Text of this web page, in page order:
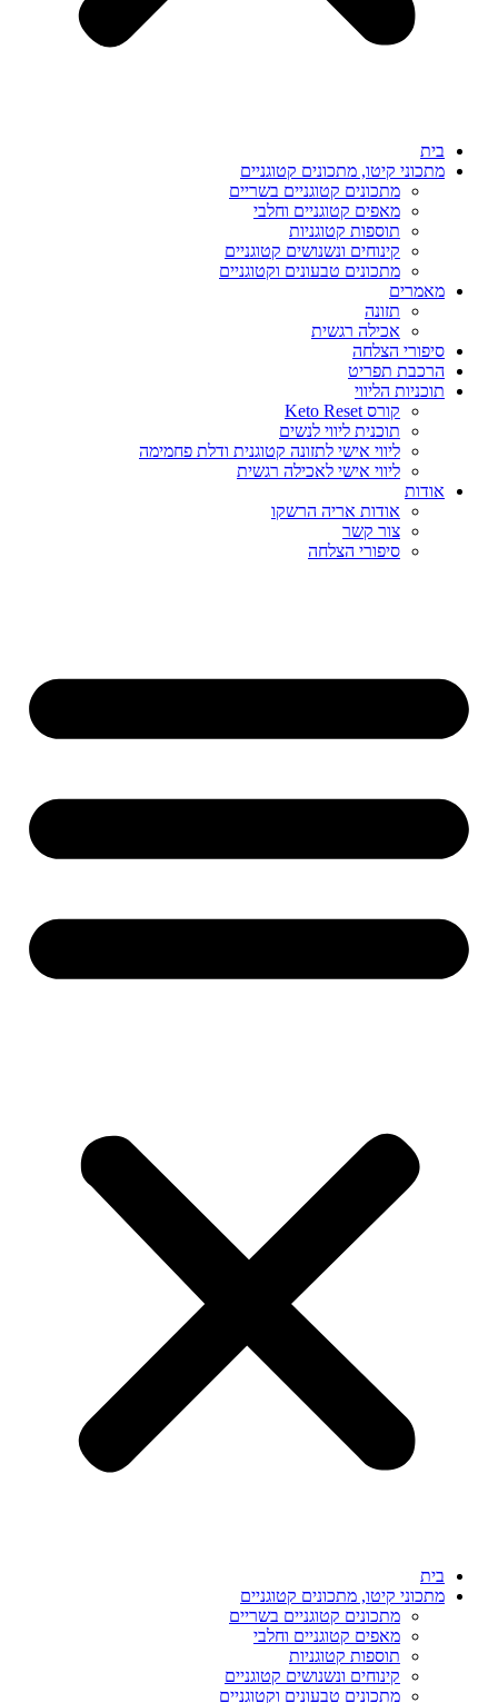
בית
מתכוני קיטו, מתכונים קטוגניים
מתכונים קטוגניים בשריים
מאפים קטוגניים וחלבי
תוספות קטוגניות
קינוחים ונשנושים קטוגניים
מתכונים טבעונים וקטוגניים
מאמרים
תזונה
אכילה רגשית
סיפורי הצלחה
הרכבת תפריט
תוכניות הליווי
קורס Keto Reset
תוכנית ליווי לנשים
ליווי אישי לתזונה קטוגנית ודלת פחמימה
ליווי אישי לאכילה רגשית
אודות
אודות אריה הרשקו
צור קשר
סיפורי הצלחה
בית
מתכוני קיטו, מתכונים קטוגניים
מתכונים קטוגניים בשריים
מאפים קטוגניים וחלבי
תוספות קטוגניות
קינוחים ונשנושים קטוגניים
מתכונים טבעונים וקטוגניים